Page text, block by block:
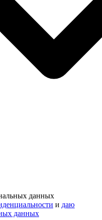
данных
и даю
данных